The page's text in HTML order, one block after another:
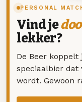
PERSONAL
Vind je
lekker?
De Beer
speciaalbier dat
wordt. Gewoon